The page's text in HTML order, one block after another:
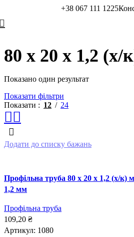
+38 067 111 1225
80 x 20 x 1,2 (х/
Показано один результат
Показати фільтри
Показати
12 24
Додати до списку бажань
Профільна труба 80 x 20 x 1,2 (х/
1,2 мм
Профільна труба
109,20 ₴
Артикул: 1080